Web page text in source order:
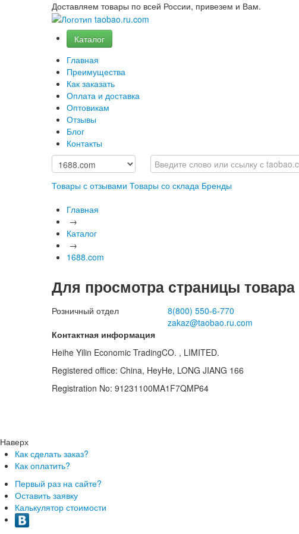
Доставляем товары по всей России, привезем и Вам.
Каталог
Главная
Преимущества
Как заказать
Оплата и доставка
Оптовикам
Отзывы
Блог
Контакты
Товары с отзывами Товары со склада Бренды
Главная
→
Каталог
→
1688.com
Для просмотра страницы товара
Розничный отдел 8(800) 550-6-770
zakaz@taobao.ru.com
Контактная информация
Heihe Yilin Economic TradingCO. , LIMITED.
Registered office: China, HeyHe, LONG JIANG 166
Registration No: 91231100MA1F7QMP64
Наверх
Как сделать заказ?
Как оплатить?
Первый раз на сайте?
Оставить заявку
Калькулятор стоимости